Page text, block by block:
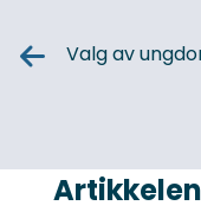
Valg av
VIKTIG